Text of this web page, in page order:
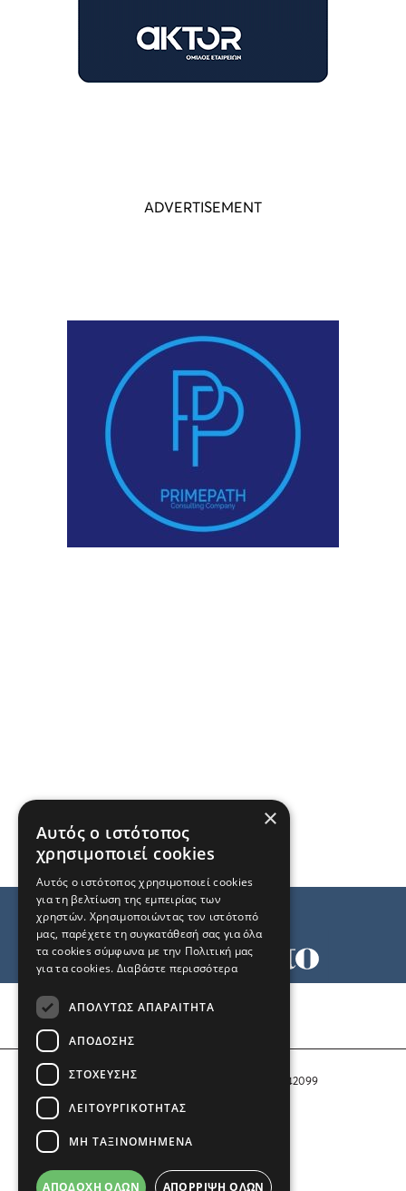
Αριθμός Πιστοποίησης Μ.Η.Τ. 242099
COPYRIGHT © 2026 Το Μανιφέστο
×
Αυτός ο ιστότοπος
χρησιμοποιεί cookies
Αυτός ο ιστότοπος χρησιμοποιεί cookies
για τη βελτίωση της εμπειρίας των
χρηστών. Χρησιμοποιώντας τον ιστότοπό
μας, παρέχετε τη συγκατάθεσή σας για όλα
τα cookies σύμφωνα με την Πολιτική μας
για τα cookies. Διαβάστε περισσότερα
ΑΠΟΛΎΤΩΣ ΑΠΑΡΑΊΤΗΤΑ
ΑΠΌΔΟΣΗΣ
ΣΤΌΧΕΥΣΗΣ
ΛΕΙΤΟΥΡΓΙΚΌΤΗΤΑΣ
ΜΗ ΤΑΞΙΝΟΜΗΜΈΝΑ
ΑΠΟΔΟΧΉ ΌΛΩΝ ΑΠΌΡΡΙΨΗ ΌΛΩΝ